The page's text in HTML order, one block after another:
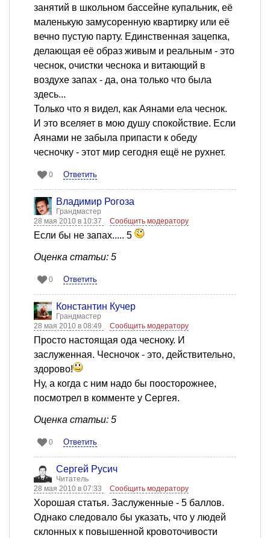
занятий в школьном бассейне купальник, её
маленькую замусоренную квартирку или её
вечно пустую парту. Единственная зацепка,
делающая её образ живым и реальным - это
чеснок, очистки чеснока и витающий в
воздухе запах - да, она только что была
здесь...
Только что я видел, как Аянами ела чеснок.
И это вселяет в мою душу спокойствие. Если
Аянами не забыла припасти к обеду
чесночку - этот мир сегодня ещё не рухнет.
0 Ответить
Владимир Рогоза
Грандмастер
28 мая 2010 в 10:37
Сообщить модератору
Если бы не запах..... 5
Оценка статьи: 5
0 Ответить
Константин Кучер
Грандмастер
28 мая 2010 в 08:49
Сообщить модератору
Просто настоящая ода чесноку. И
заслуженная. Чесночок - это, действительно,
здорово!
Ну, а когда с ним надо бы поосторожнее,
посмотрел в комменте у Сергея.
Оценка статьи: 5
0 Ответить
Сергей Русич
Читатель
28 мая 2010 в 07:33
Сообщить модератору
Хорошая статья. Заслуженные - 5 баллов.
Однако следовало бы указать, что у людей
склонных к повышенной кровоточивости